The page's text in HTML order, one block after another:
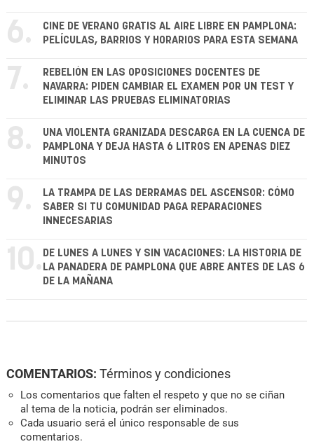
6.
CINE DE VERANO GRATIS AL AIRE LIBRE EN PAMPLONA:
PELÍCULAS, BARRIOS Y HORARIOS PARA ESTA SEMANA
7.
REBELIÓN EN LAS OPOSICIONES DOCENTES DE
NAVARRA: PIDEN CAMBIAR EL EXAMEN POR UN TEST Y
ELIMINAR LAS PRUEBAS ELIMINATORIAS
8.
UNA VIOLENTA GRANIZADA DESCARGA EN LA CUENCA DE
PAMPLONA Y DEJA HASTA 6 LITROS EN APENAS DIEZ
MINUTOS
9.
LA TRAMPA DE LAS DERRAMAS DEL ASCENSOR: CÓMO
SABER SI TU COMUNIDAD PAGA REPARACIONES
INNECESARIAS
10. DE LUNES A LUNES Y SIN VACACIONES: LA HISTORIA DE
LA PANADERA DE PAMPLONA QUE ABRE ANTES DE LAS 6
DE LA MAÑANA
COMENTARIOS: Términos y condiciones
Los comentarios que falten el respeto y que no se ciñan
al tema de la noticia, podrán ser eliminados.
Cada usuario será el único responsable de sus
comentarios.